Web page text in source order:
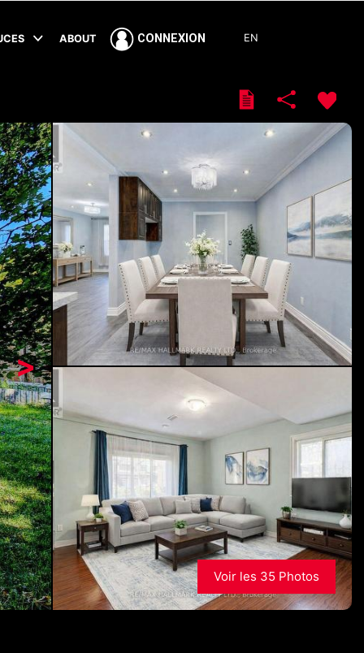
ABOUT CONNEXION EN
>
Voir les 35 Photos